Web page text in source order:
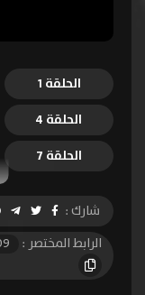
الحلقة 1
الحلقة 4
الحلقة 7
شارك :
الرابط المختصر :